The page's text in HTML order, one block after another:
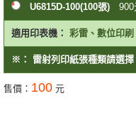
U6815D-100(100張) 900
適用印表機： 彩雷、數位印刷
※： 雷射列印紙張種類請選
售價： 100 元